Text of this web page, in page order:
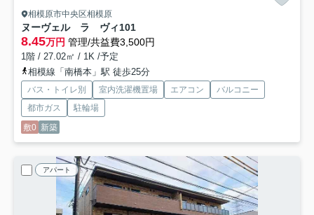
相模原市中央区相模原
ヌーヴェル ラ ヴィ101
8.45万円 管理/共益費3,500円
1階 / 27.02㎡ / 1K /予定
相模線「南橋本」駅 徒歩25分
バス・トイレ別 室内洗濯機置場 エアコン
バルコニー
都市ガス
駐輪場
敷0 新築
アパート